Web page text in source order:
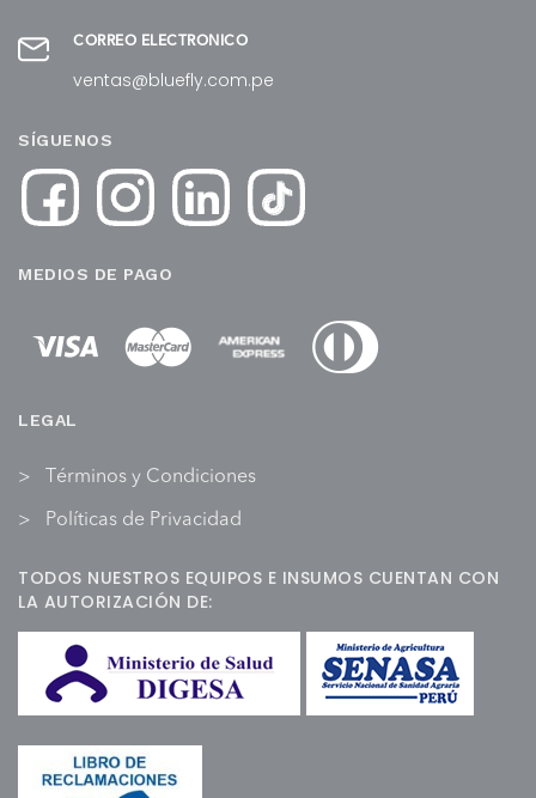
CORREO ELECTRÓNICO
ventas@bluefly.com.pe
SÍGUENOS
MEDIOS DE PAGO
LEGAL
Términos y Condiciones
Políticas de Privacidad
TODOS NUESTROS EQUIPOS E INSUMOS CUENTAN CON
LA AUTORIZACIÓN DE: